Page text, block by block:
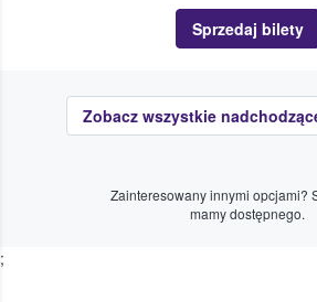
Sprzedaj bilety
Zobacz wszystkie
Zainteresowany innymi opcjami?
mamy dostępnego.
;